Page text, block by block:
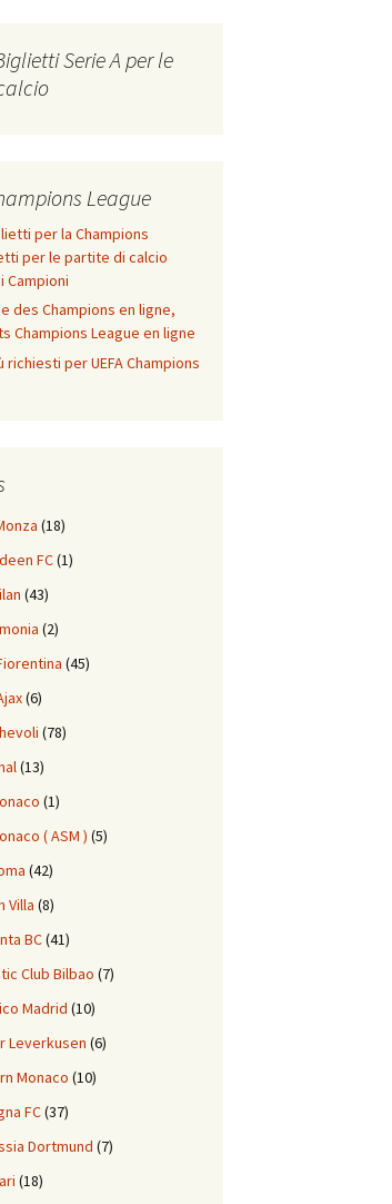
Serie A per le
League
per la Champions
per le partite di calcio
Campioni
(18)
FC(1)
(43)
(2)
(45)
(6)
(78)
(13)
(1)
( ASM ) (5)
(42)
Villa (8)
BC(41)
Club Bilbao (7)
Madrid (10)
Leverkusen (6)
Monaco (10)
FC(37)
Dortmund (7)
(18)